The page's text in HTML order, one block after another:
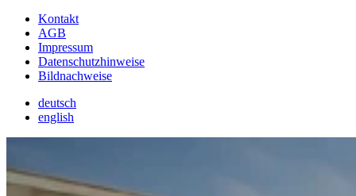
Kontakt
AGB
Impressum
Datenschutzhinweise
Bildnachweise
deutsch
english